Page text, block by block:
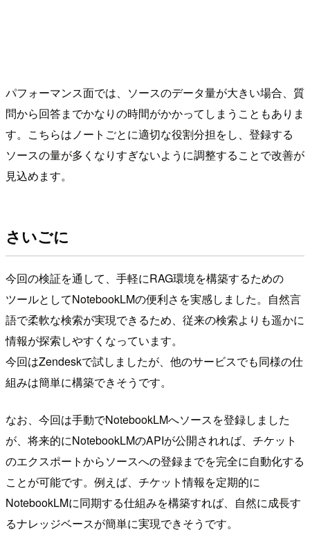
パフォーマンス面では、ソースのデータ量が大きい場合、質
問から回答までかなりの時間がかかってしまうこともありま
す。こちらはノートごとに適切な役割分担をし、登録する
ソースの量が多くなりすぎないように調整することで改善が
見込めます。
さいごに
今回の検証を通して、手軽にRAG環境を構築するための
ツールとしてNotebookLMの便利さを実感しました。自然言
語で柔軟な検索が実現できるため、従来の検索よりも遥かに
情報が探索しやすくなっています。
今回はZendeskで試しましたが、他のサービスでも同様の仕
組みは簡単に構築できそうです。
なお、今回は手動でNotebookLMへソースを登録しました
が、将来的にNotebookLMのAPIが公開されれば、チケット
のエクスポートからソースへの登録までを完全に自動化する
ことが可能です。例えば、チケット情報を定期的に
NotebookLMに同期する仕組みを構築すれば、自然に成長す
るナレッジベースが簡単に実現できそうです。